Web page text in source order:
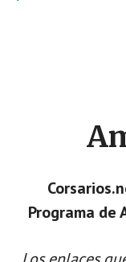
Programa de